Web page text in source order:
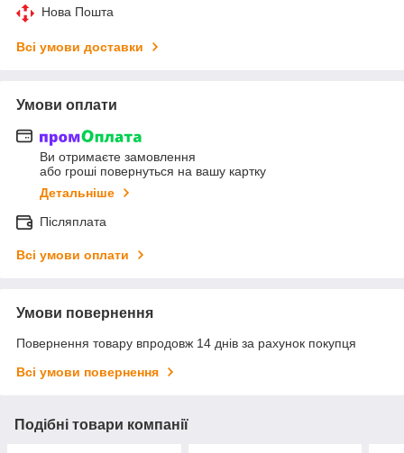
Нова Пошта
Всі умови доставки
Умови оплати
Ви отримаєте замовлення
або гроші повернуться на вашу картку
Детальніше
Післяплата
Всі умови оплати
Умови повернення
Повернення товару впродовж 14 днів за рахунок покупця
Всі умови повернення
Подібні товари компанії